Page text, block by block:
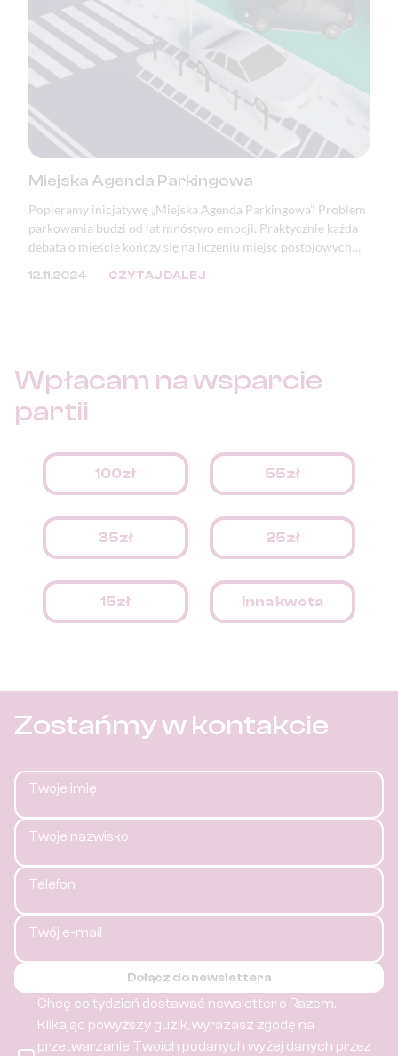
Miejska Agenda Parkingowa
Popieramy inicjatywę „Miejska Agenda Parkingowa”. Problem
parkowania budzi od lat mnóstwo emocji. Praktycznie każda
debata o mieście kończy się na liczeniu miejsc postojowych
zdewastowaną zieleń. Mimo, że problem ten doskwiera
12.11.2024 CZYTAJ DALEJ
Wpłacam nawsparcie
partii
100zł 55zł
35zł 25zł
15zł Inna kwota
Zostańmy w kontakcie
Twoje imię
Twoje nazwisko
Telefon
Twój e-mail
Dołącz do newslettera
Chcę co tydzień dostawać newsletter o Razem.
Klikając powyższy guzik, wyrażasz zgodę na
przetwarzanie Twoich podanych wyżej danych przez